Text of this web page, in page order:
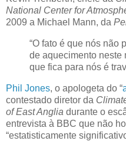
National Center for
2009 a Michael Mann, da
“O fato é que nós não
de aquecimento neste
que fica para nós é
Phil Jones, o apologeta do “
contestado diretor da
of East Anglia durante o
entrevista à BBC que não
“estatisticamente